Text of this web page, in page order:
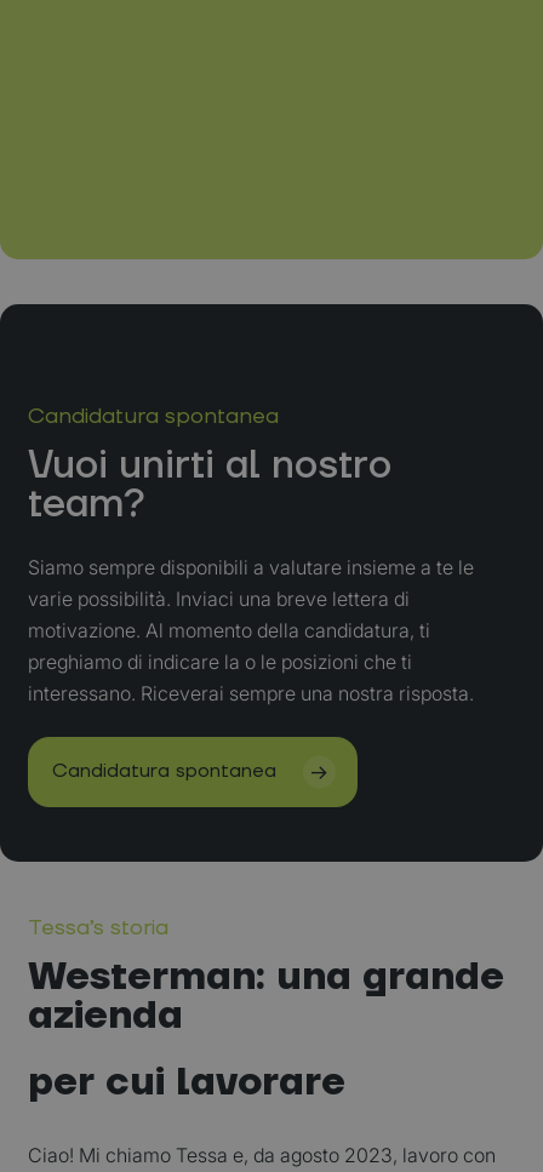
Candidatura spontanea
Vuoi unirti al nostro
team?
Siamo sempre disponibili a valutare insieme a te le
varie possibilità. Inviaci una breve lettera di
motivazione. Al momento della candidatura, ti
preghiamo di indicare la o le posizioni che ti
interessano. Riceverai sempre una nostra risposta.
Candidatura spontanea
Tessa’s storia
Westerman: una grande
azienda
per cui lavorare
Ciao! Mi chiamo Tessa e, da agosto 2023, lavoro con